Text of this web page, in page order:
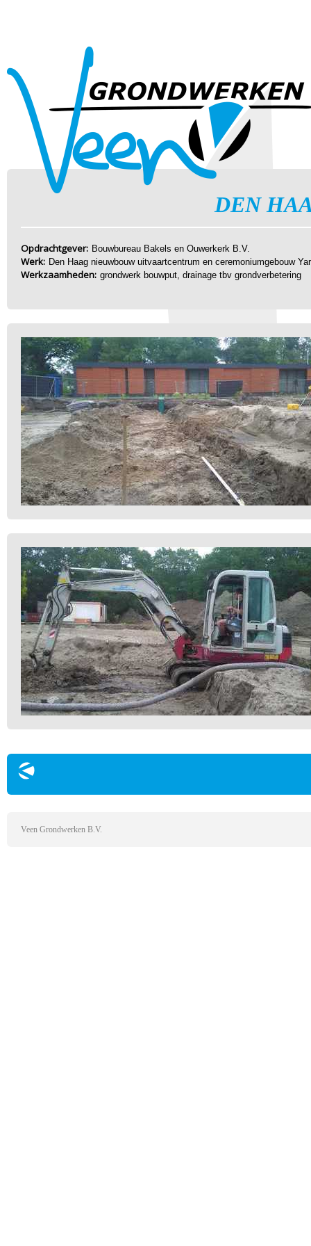
DEN
Opdrachtgever: Bouwbureau Bakels en Ouwerkerk B.V.
Werk: Den Haag nieuwbouw uitvaartcentrum en ceremoniumgebouw
Werkzaamheden: grondwerk bouwput, drainage tbv grondverbetering
Veen Grondwerken B.V.